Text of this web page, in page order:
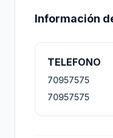
Información
TELEFONO
70957575
70957575